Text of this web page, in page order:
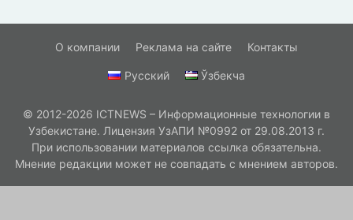
О компании Реклама на сайте Контакты
Русский Ўзбекча
© 2012-2026 ICTNEWS – Информационные технологии в
Узбекистане. Лицензия УзАПИ №0992 от 29.08.2013 г.
При использовании материалов ссылка обязательна.
Мнение редакции может не совпадать с мнением авторов.